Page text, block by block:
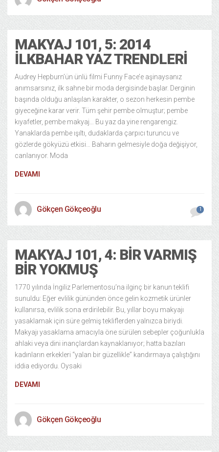
MAKYAJ 101, 5: 2014
İLKBAHAR YAZ TRENDLERI
Audrey Hepburn’ün ünlü filmi Funny Face’e aşinaysanız
anımsarsınız, ilk sahne bir moda dergisinde başlar. Derginin
başında olduğu anlaşılan karakter, o sezon herkesin pembe
giyeceğine karar verir. Tüm şehir pembe olmuştur; pembe
kıyafetler, pembe makyaj… Bu yaz da yine rengarengiz.
Yanaklarda pembe ışıltı, dudaklarda çarpıcı turuncu ve
gözlerde gökyüzü etkisi… Baharın gelmesiyle doğa değişiyor,
canlanıyor. Moda
DEVAMI
Gökçen Gökçeoğlu 1
MAKYAJ 101, 4: BIR VARMIŞ
BIR YOKMUŞ
1770 yılında İngiliz Parlementosu’na ilginç bir kanun teklifi
sunuldu: Eğer evlilik gününden önce gelin kozmetik ürünler
kullanırsa, evlilik sona erdirilebilir. Bu, yıllar boyu makyajı
yasaklamak için süre gelmiş tekliflerden yalnızca biriydi.
Makyajı yasaklama amacıyla öne sürülen sebepler çoğunlukla
ahlaki veya dini inançlardan kaynaklanıyor; hatta bazıları
kadınların erkekleri “yalan bir güzellikle” kandırmaya çalıştığını
iddia ediyordu. Oysaki
DEVAMI
Gökçen Gökçeoğlu